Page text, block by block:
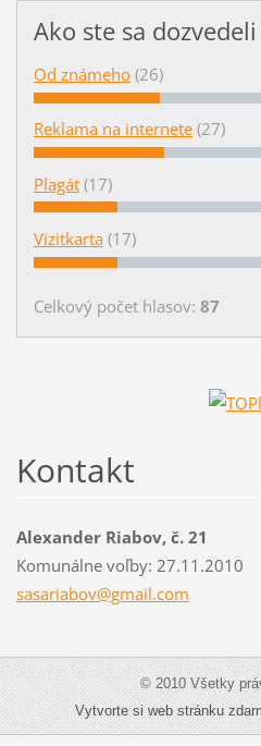
Ako ste sa
Od známeho (26)
Reklama na internete (27)
Plagát (17)
Vizitkarta (17)
Celkový počet hlasov: 87
Kontakt
Alexander Riabov, č. 21
Komunálne voľby: 27.11.2010
sasariabov@gmail.com
© 2010 Všetky
Vytvorte si web stránku